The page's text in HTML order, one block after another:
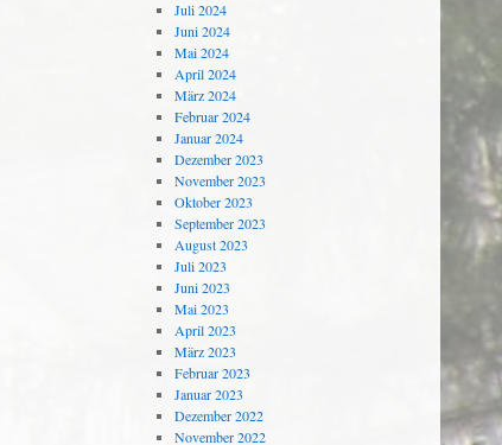
Juli 2024
Juni 2024
Mai 2024
April 2024
März 2024
Februar 2024
Januar 2024
Dezember 2023
November 2023
Oktober 2023
September 2023
August 2023
Juli 2023
Juni 2023
Mai 2023
April 2023
März 2023
Februar 2023
Januar 2023
Dezember 2022
November 2022